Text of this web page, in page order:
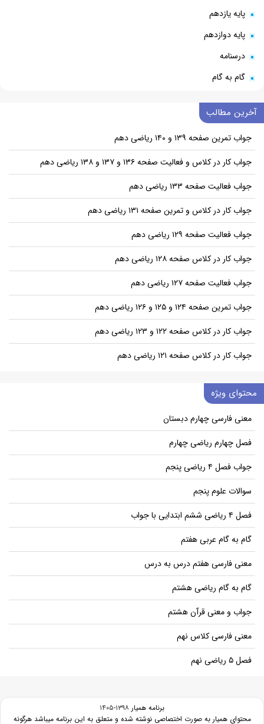
پایه یازدهم
پایه دوازدهم
درسنامه
گام به گام
آخرین مطالب
جواب تمرین صفحه ۱۳۹ و ۱۴۰ ریاضی دهم
جواب کار در کلاس و فعالیت صفحه ۱۳۶ و ۱۳۷ و ۱۳۸ ریاضی دهم
جواب فعالیت صفحه ۱۳۳ ریاضی دهم
جواب کار در کلاس و تمرین صفحه ۱۳۱ ریاضی دهم
جواب فعالیت صفحه ۱۲۹ ریاضی دهم
جواب کار در کلاس صفحه ۱۲۸ ریاضی دهم
جواب فعالیت صفحه ۱۲۷ ریاضی دهم
جواب تمرین صفحه ۱۲۴ و ۱۲۵ و ۱۲۶ ریاضی دهم
جواب کار در کلاس صفحه ۱۲۲ و ۱۲۳ ریاضی دهم
جواب کار در کلاس صفحه ۱۲۱ ریاضی دهم
محتوای ویژه
معنی فارسی چهارم دبستان
فصل چهارم ریاضی چهارم
جواب فصل ۴ ریاضی پنجم
سوالات علوم پنجم
فصل ۴ ریاضی ششم ابتدایی با جواب
گام به گام عربی هفتم
معنی فارسی هفتم درس به درس
گام به گام ریاضی هشتم
جواب و معنی قرآن هشتم
معنی فارسی کلاس نهم
فصل ۵ ریاضی نهم
برنامه همیار ۱۳۹۸-۱۴۰۵
محتوای همیار به صورت اختصاصی نوشته شده و متعلق به این برنامه میباشد هرگونه